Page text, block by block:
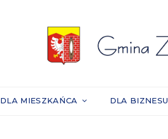
DLA MIESZKAŃCA DLA BIZNESU